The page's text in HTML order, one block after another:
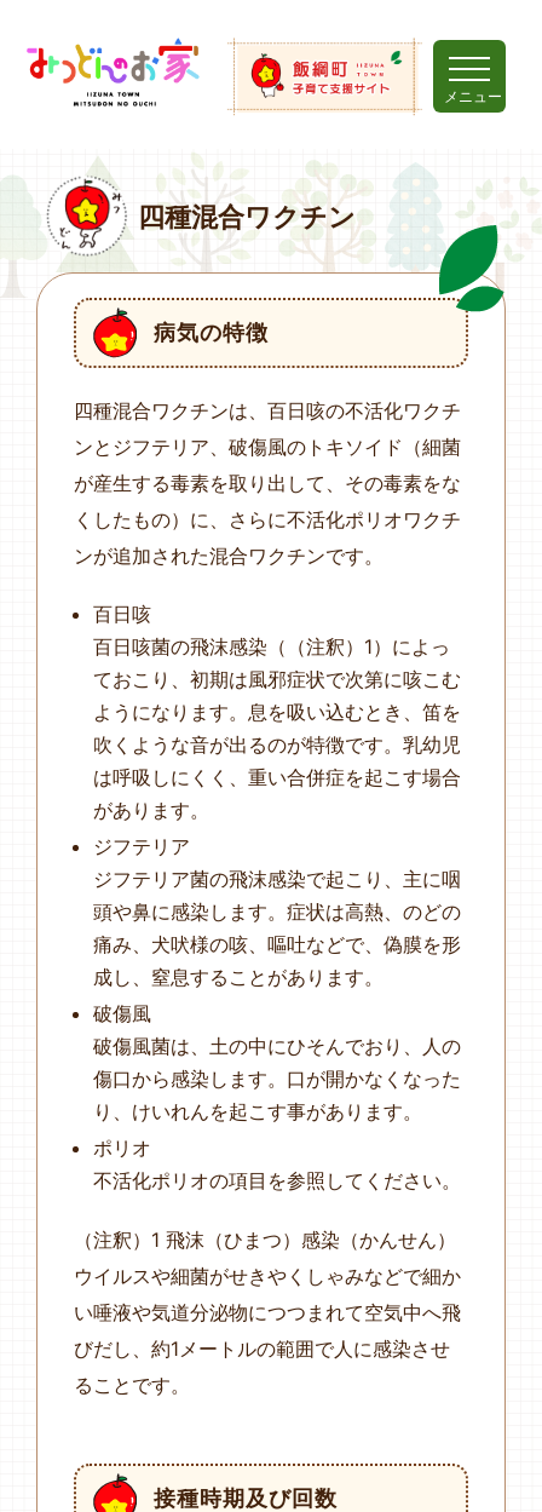
メニュー
四種混合ワクチン
病気の特徴
四種混合ワクチンは、百日咳の不活化ワクチ
ンとジフテリア、破傷風のトキソイド（細菌
が産生する毒素を取り出して、その毒素をな
くしたもの）に、さらに不活化ポリオワクチ
ンが追加された混合ワクチンです。
百日咳
百日咳菌の飛沫感染（（注釈）1）によっ
ておこり、初期は風邪症状で次第に咳こむ
ようになります。息を吸い込むとき、笛を
吹くような音が出るのが特徴です。乳幼児
は呼吸しにくく、重い合併症を起こす場合
があります。
ジフテリア
ジフテリア菌の飛沫感染で起こり、主に咽
頭や鼻に感染します。症状は高熱、のどの
痛み、犬吠様の咳、嘔吐などで、偽膜を形
成し、窒息することがあります。
破傷風
破傷風菌は、土の中にひそんでおり、人の
傷口から感染します。口が開かなくなった
り、けいれんを起こす事があります。
ポリオ
不活化ポリオの項目を参照してください。
（注釈）1 飛沫（ひまつ）感染（かんせん）
ウイルスや細菌がせきやくしゃみなどで細か
い唾液や気道分泌物につつまれて空気中へ飛
びだし、約1メートルの範囲で人に感染させ
ることです。
接種時期及び回数